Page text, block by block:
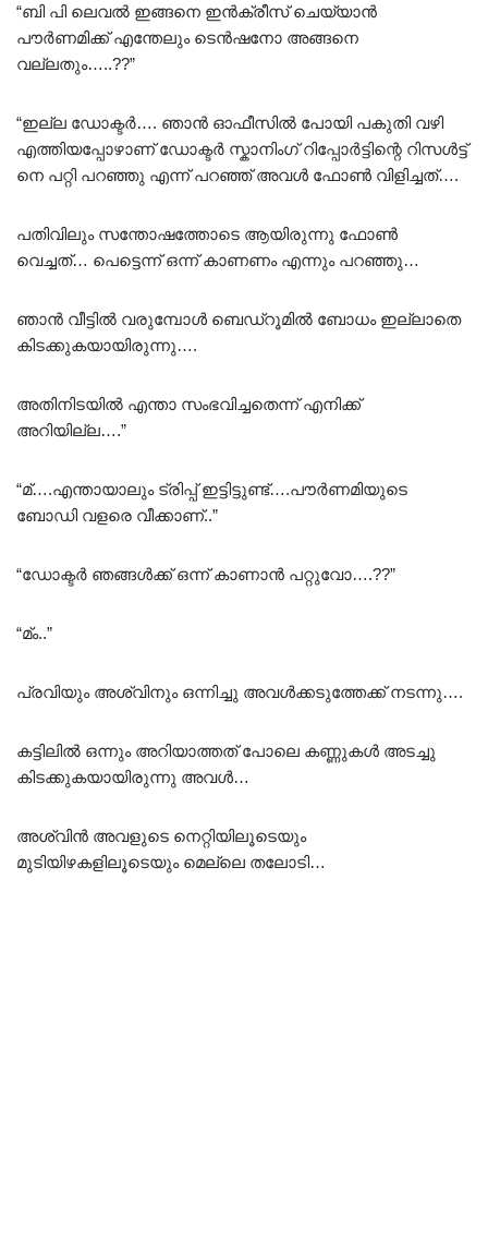
“ബി പി ലെവൽ ഇങ്ങനെ ഇൻക്രീസ് ചെയ്യാൻ
പൗർണമിക്ക് എന്തേലും ടെൻഷനോ അങ്ങനെ
വല്ലതും…..??”
“ഇല്ല ഡോക്ടർ…. ഞാൻ ഓഫീസിൽ പോയി പകുതി വഴി
എത്തിയപ്പോഴാണ് ഡോക്ടർ സ്കാനിംഗ് റിപ്പോർട്ടിന്റെ റിസൾട്ട്
നെ പറ്റി പറഞ്ഞു എന്ന് പറഞ്ഞ് അവൾ ഫോൺ വിളിച്ചത്….
പതിവിലും സന്തോഷത്തോടെ ആയിരുന്നു ഫോൺ
വെച്ചത്… പെട്ടെന്ന് ഒന്ന് കാണണം എന്നും പറഞ്ഞു…
ഞാൻ വീട്ടിൽ വരുമ്പോൾ ബെഡ്റൂമിൽ ബോധം ഇല്ലാതെ
കിടക്കുകയായിരുന്നു….
അതിനിടയിൽ എന്താ സംഭവിച്ചതെന്ന് എനിക്ക്
അറിയില്ല….”
“മ്….എന്തായാലും ട്രിപ്പ് ഇട്ടിട്ടുണ്ട്….പൗർണമിയുടെ
ബോഡി വളരെ വീക്കാണ്..”
“ഡോക്ടർ ഞങ്ങൾക്ക് ഒന്ന് കാണാൻ പറ്റുവോ….??”
“മ്ം..”
പ്രവിയും അശ്വിനും ഒന്നിച്ചു അവൾക്കടുത്തേക്ക് നടന്നു….
കട്ടിലിൽ ഒന്നും അറിയാത്തത് പോലെ കണ്ണുകൾ അടച്ചു
കിടക്കുകയായിരുന്നു അവൾ…
അശ്വിൻ അവളുടെ നെറ്റിയിലൂടെയും
മുടിയിഴകളിലൂടെയും മെല്ലെ തലോടി…